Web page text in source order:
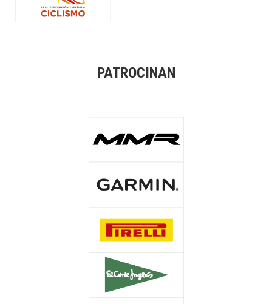
PATROCINAN